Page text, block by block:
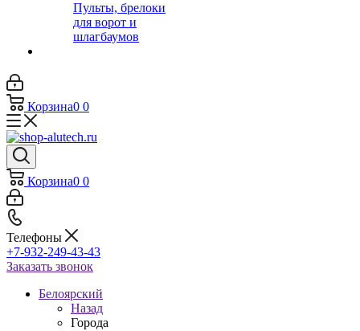
Пульты, брелоки
для ворот и
шлагбаумов
Корзина0 0
Корзина0 0
Телефоны
+7-932-249-43-43
Заказать звонок
Белоярский
Назад
Города